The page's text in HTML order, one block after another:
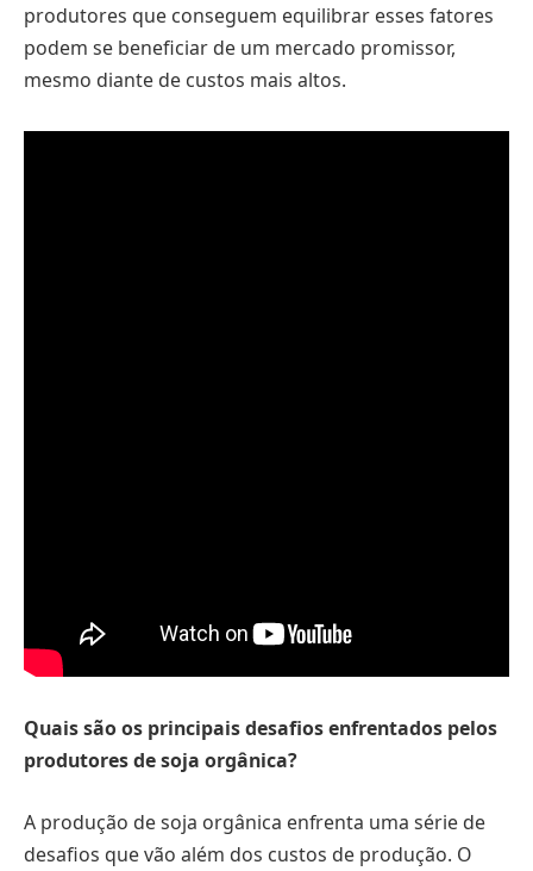
produtores que conseguem equilibrar esses fatores
podem se beneficiar de um mercado promissor,
mesmo diante de custos mais altos.
Quais são os principais desafios enfrentados pelos
produtores de soja orgânica?
A produção de soja orgânica enfrenta uma série de
desafios que vão além dos custos de produção. O